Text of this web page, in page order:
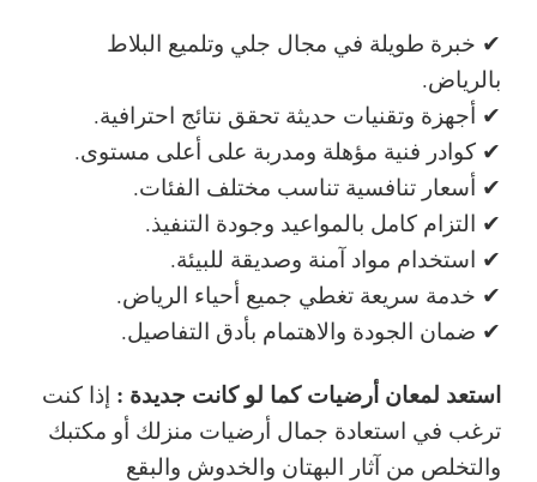
✔ خبرة طويلة في مجال جلي وتلميع البلاط
بالرياض.
✔ أجهزة وتقنيات حديثة تحقق نتائج احترافية.
✔ كوادر فنية مؤهلة ومدربة على أعلى مستوى.
✔ أسعار تنافسية تناسب مختلف الفئات.
✔ التزام كامل بالمواعيد وجودة التنفيذ.
✔ استخدام مواد آمنة وصديقة للبيئة.
✔ خدمة سريعة تغطي جميع أحياء الرياض.
✔ ضمان الجودة والاهتمام بأدق التفاصيل.
استعد لمعان أرضيات كما لو كانت جديدة : إذا كنت
ترغب في استعادة جمال أرضيات منزلك أو مكتبك
والتخلص من آثار البهتان والخدوش والبقع